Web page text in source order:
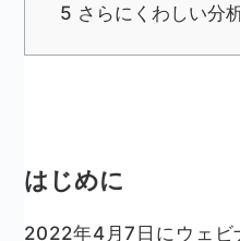
5 さらにくわしい分
はじめに
2022年4月7日にウェビ